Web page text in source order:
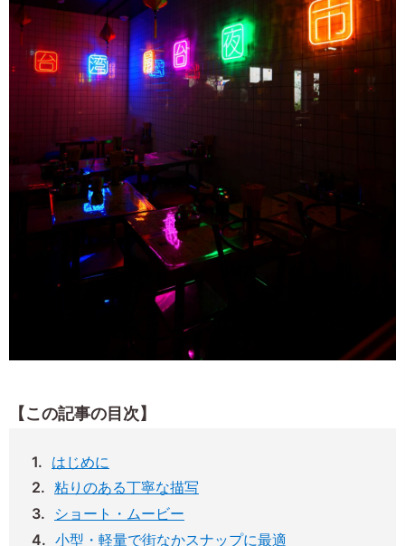
【この記事の目次】
はじめに
粘りのある丁寧な描写
ショート・ムービー
小型・軽量で街なかスナップに最適